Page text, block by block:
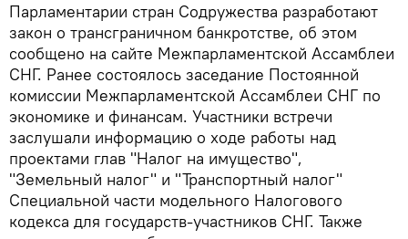
Парламентарии стран Содружества разработают
закон о трансграничном банкротстве, об этом
сообщено на сайте Межпарламентской Ассамблеи
СНГ. Ранее состоялось заседание Постоянной
комиссии Межпарламентской Ассамблеи СНГ по
экономике и финансам. Участники встречи
заслушали информацию о ходе работы над
проектами глав "Налог на имущество",
"Земельный налог" и "Транспортный налог"
Специальной части модельного Налогового
кодекса для государств-участников СНГ. Также